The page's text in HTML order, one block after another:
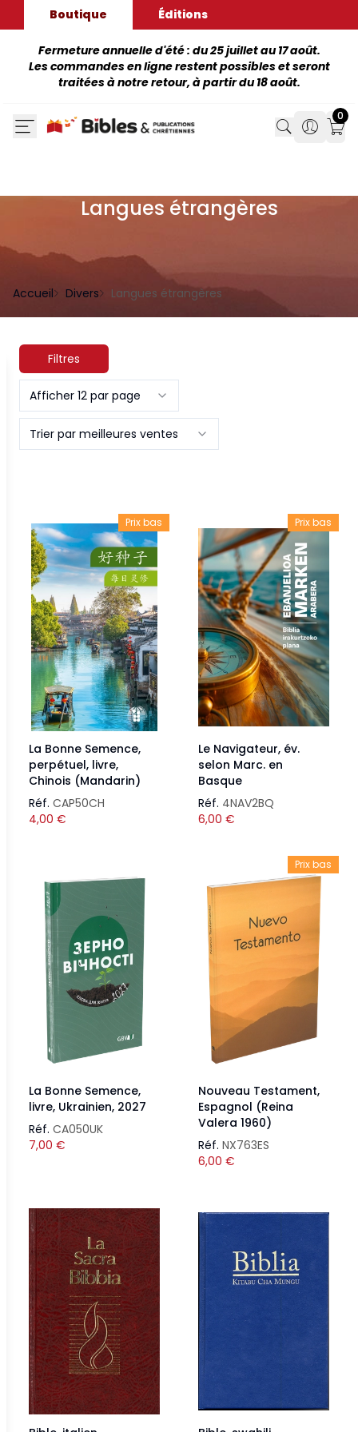
Boutique Éditions
Fermeture annuelle d'été : du 25 juillet au 17 août.
Les commandes en ligne restent possibles et seront
traitées à notre retour, à partir du 18 août.
Search
Search
0
Langues étrangères
Accueil Divers Langues étrangères
Filtres
Afficher 12 par page
Trier par meilleures ventes
Prix bas
La Bonne Semence,
perpétuel, livre,
Chinois (Mandarin)
Réf. CAP50CH
4,00 €
Prix bas
Le Navigateur, év.
selon Marc. en
Basque
Réf. 4NAV2BQ
6,00 €
La Bonne Semence,
livre, Ukrainien, 2027
Réf. CA050UK
7,00 €
Prix bas
Nouveau Testament,
Espagnol (Reina
Valera 1960)
Réf. NX763ES
6,00 €